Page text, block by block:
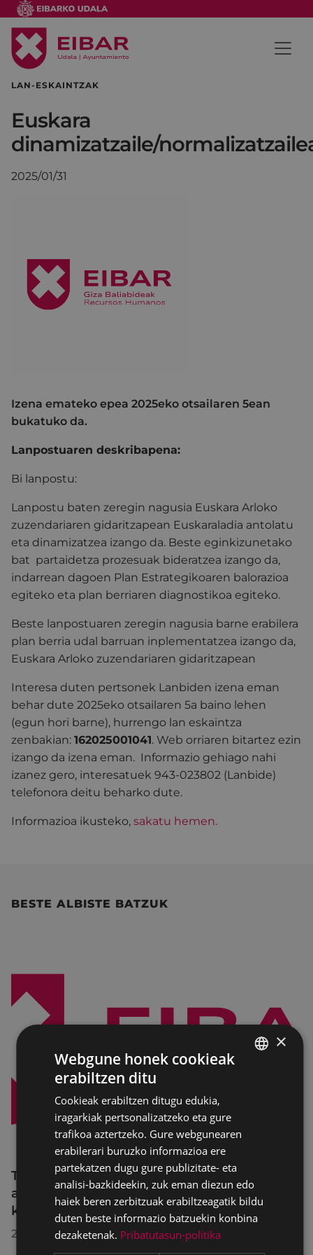
LAN-ESKAINTZAK
Euskara
dinamizatzaile/
2025/01/31
Izena emateko epea 2025eko otsailaren 5ean
bukatuko da.
Lanpostuaren deskribapena:
Bi lanpostu:
Lanpostu baten zeregin nagusia Euskara Arloko
zuzendariaren gidaritzapean Euskaraladia antolatu
eta dinamizatzea izango da. Beste eginkizunetako
bat partaidetza prozesuak bideratzea izango da,
indarrean dagoen Plan Estrategikoaren balorazioa
egiteko eta plan berriaren diagnostikoa egiteko.
Beste lanpostuaren zeregin nagusia barne erabilera
plan berria udal barruan inplementatzea izango da,
Euskara Arloko zuzendariaren gidaritzapean
Interesa duten pertsonek Lanbiden izena eman
behar dute 2025eko otsailaren 5a baino lehen
(egun hori barne), hurrengo lan eskaintza
zenbakian: 162025001041. Web orriaren bitartez ezin
izango da izena eman. Informazio gehiago nahi
izanez gero, interesatuek 943-023802 (Lanbide)
telefonora deitu beharko dute.
Informazioa ikusteko, sakatu hemen.
BESTE ALBISTE BATZUK
Trafiko-murrizketak Egogain kalean
abuztuaren 10etik abuztuaren 23ra,
konponketa-lanak direla-eta
2026/07/30
×
Webgune honek cookieak
erabiltzen ditu
Cookieak erabiltzen ditugu edukia,
iragarkiak pertsonalizatzeko eta gure
trafikoa aztertzeko. Gure webgunearen
erabilerari buruzko informazioa ere
partekatzen dugu gure publizitate- eta
analisi-bazkideekin, zuk eman diezun edo
haiek beren zerbitzuak erabiltzeagatik bildu
duten beste informazio batzuekin konbina
dezaketenak. Pribatutasun-politika